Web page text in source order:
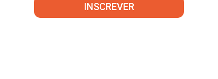
INSCREVER